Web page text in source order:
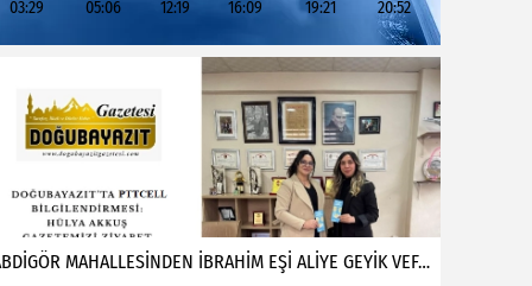
03:29
05:06
12:19
16:09
19:21
20:52
ABDİGÖR MAHALLESİNDEN İBRAHİM EŞİ ALİYE GEYİK VEFAT ETMİŞTİR